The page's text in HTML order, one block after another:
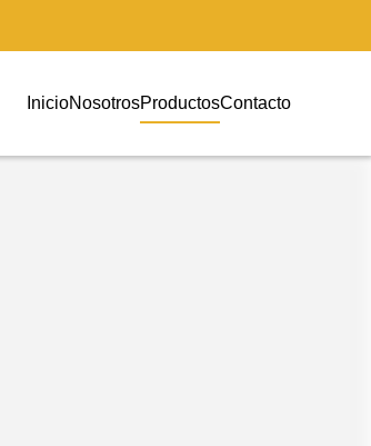
InicioNosotrosProductosContacto